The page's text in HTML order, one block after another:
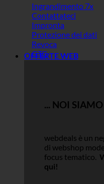
Ingrandimento 7x
Contattateci
Impronta
Protezione dei dati
Revoca
GTC
OFFERTE WEB
... NOI
webdeals è un
di webshop
focus tematico.
qui!